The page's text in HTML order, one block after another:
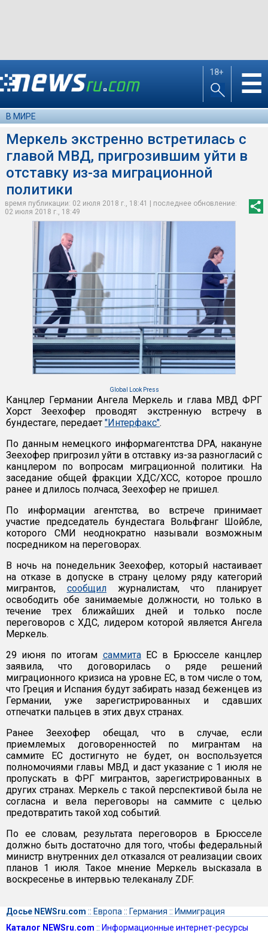
18+ ☰
В МИРЕ
Меркель экстренно встретилась с
главой МВД, пригрозившим уйти в
отставку из-за миграционной
политики
время публикации: 02 июля 2018 г., 18:41 | последнее обновление:
02 июля 2018 г., 18:49
Global Look Press
Канцлер Германии Ангела Меркель и глава МВД ФРГ
Хорст Зеехофер проводят экстренную встречу в
бундестаге, передает "Интерфакс".
По данным немецкого информагентства DPA, накануне
Зеехофер пригрозил уйти в отставку из-за разногласий с
канцлером по вопросам миграционной политики. На
заседание общей фракции ХДС/ХСС, которое прошло
ранее и длилось полчаса, Зеехофер не пришел.
По информации агентства, во встрече принимает
участие председатель бундестага Вольфганг Шойбле,
которого СМИ неоднократно называли возможным
посредником на переговорах.
В ночь на понедельник Зеехофер, который настаивает
на отказе в допуске в страну целому ряду категорий
мигрантов, сообщилжурналистам, что планирует
освободить обе занимаемые должности, но только в
течение трех ближайших дней и только после
переговоров с ХДС, лидером которой является Ангела
Меркель.
29 июня по итогам саммитаЕС в Брюсселе канцлер
заявила, что договорилась о ряде решений
миграционного кризиса на уровне ЕС, в том числе о том,
что Греция и Испания будут забирать назад беженцев из
Германии, уже зарегистрированных и сдавших
отпечатки пальцев в этих двух странах.
Ранее Зеехофер обещал, что в случае, если
приемлемых договоренностей по мигрантам на
саммите ЕС достигнуто не будет, он воспользуется
полномочиями главы МВД и даст указание с 1 июля не
пропускать в ФРГ мигрантов, зарегистрированных в
других странах. Меркель с такой перспективой была не
согласна и вела переговоры на саммите с целью
предотвратить такой ход событий.
По ее словам, результата переговоров в Брюсселе
должно быть достаточно для того, чтобы федеральный
министр внутренних дел отказался от реализации своих
планов 1 июля. Такое мнение Меркель высказала в
воскресенье в интервью телеканалу ZDF.
Досье NEWSru.com :: Европа :: Германия :: Иммиграция
Каталог NEWSru.com :: Информационные интернет-ресурсы